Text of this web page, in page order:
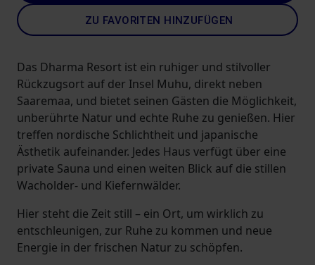
ZU FAVORITEN HINZUFÜGEN
Das Dharma Resort ist ein ruhiger und stilvoller
Rückzugsort auf der Insel Muhu, direkt neben
Saaremaa, und bietet seinen Gästen die Möglichkeit,
unberührte Natur und echte Ruhe zu genießen. Hier
treffen nordische Schlichtheit und japanische
Ästhetik aufeinander. Jedes Haus verfügt über eine
private Sauna und einen weiten Blick auf die stillen
Wacholder- und Kiefernwälder.
Hier steht die Zeit still – ein Ort, um wirklich zu
entschleunigen, zur Ruhe zu kommen und neue
Energie in der frischen Natur zu schöpfen.